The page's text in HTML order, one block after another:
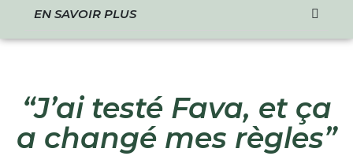
EN SAVOIR PLUS
“J’ai testé Fava, et ça
a changé mes règles”